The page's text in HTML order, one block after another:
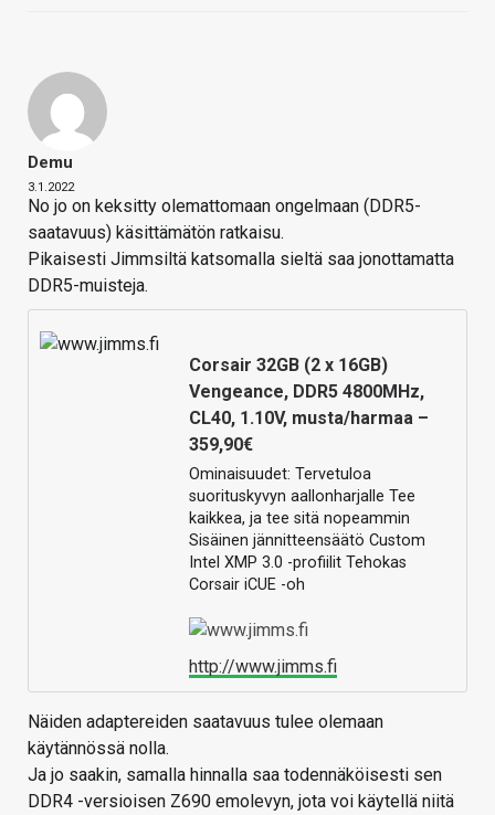
Demu
3.1.2022
No jo on keksitty olemattomaan ongelmaan (DDR5-
saatavuus) käsittämätön ratkaisu.
Pikaisesti Jimmsiltä katsomalla sieltä saa jonottamatta
DDR5-muisteja.
Corsair 32GB (2 x 16GB)
Vengeance, DDR5 4800MHz,
CL40, 1.10V, musta/harmaa –
359,90€
Ominaisuudet: Tervetuloa
suorituskyvyn aallonharjalle Tee
kaikkea, ja tee sitä nopeammin
Sisäinen jännitteensäätö Custom
Intel XMP 3.0 -profiilit Tehokas
Corsair iCUE -oh
http://www.jimms.fi
Näiden adaptereiden saatavuus tulee olemaan
käytännössä nolla.
Ja jo saakin, samalla hinnalla saa todennäköisesti sen
DDR4 -versioisen Z690 emolevyn, jota voi käytellä niitä